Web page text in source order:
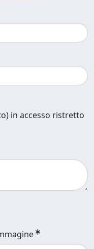
in accesso ristretto